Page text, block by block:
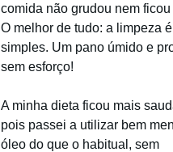
comida não grudou nem ficou
O melhor de tudo: a limpeza é
simples. Um pano úmido e
sem esforço!
A minha dieta ficou mais
pois passei a utilizar bem
óleo do que o habitual, sem